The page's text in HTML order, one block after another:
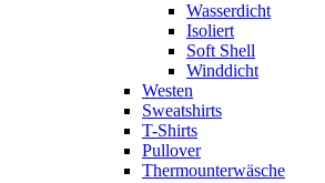
Wasserdicht
Isoliert
Soft Shell
Winddicht
Westen
Sweatshirts
T-Shirts
Pullover
Thermounterwäsche